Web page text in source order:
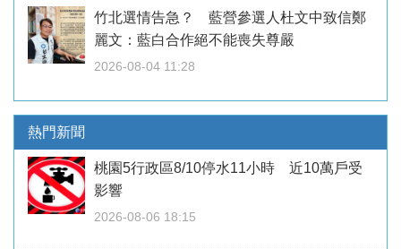
竹北選情告急？ 藍營參選人杜文中致信鄭
麗文：藍白合作絕不能喪失尊嚴
2026-08-04 11:28
熱門新聞
桃園5行政區8/10停水11小時 近10萬戶受
影響
2026-08-06 18:15